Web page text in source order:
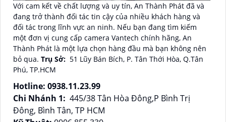
Với cam kết về chất lượng và uy tín, An Thành Phát đã và
đang trở thành đối tác tin cậy của nhiều khách hàng và
đối tác trong lĩnh vực an ninh. Nếu bạn đang tìm kiếm
một đơn vị cung cấp camera Vantech chính hãng, An
Thành Phát là một lựa chọn hàng đầu mà bạn không nên
bỏ qua. Trụ Sở: 51 Lũy Bán Bích, P. Tân Thới Hòa, Q.Tân
Phú, TP.HCM
Hotline: 0938.11.23.99
Chi Nhánh 1: 445/38 Tân Hòa Đông,P Bình Trị
Đông, Bình Tân, TP HCM